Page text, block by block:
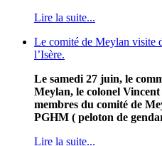
Lire la suite...
Le comité de Meylan visite
l’Isère.
Le samedi 27 juin, le
Meylan, le colonel
membres du comité de
PGHM ( peloton de
Lire la suite...